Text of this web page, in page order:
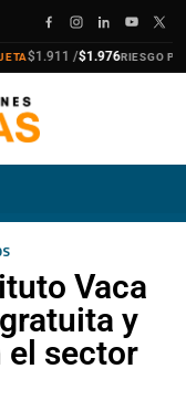
$1.911 /$1.976RIESGO PAÍS
Vaca
y
el sector